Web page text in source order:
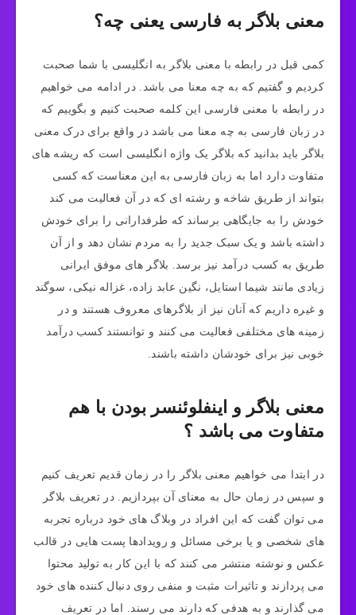
معنی بلاگر به فارسی یعنی چه؟
کمی قبل در رابطه با معنی بلاگر به انگلیسی با شما صحبت
کردیم و گفتیم که به چه معنا می باشد. در ادامه می خواهیم
در رابطه با معنی فارسی این کلمه صحبت کنیم و بگوییم که
در زبان فارسی به چه معنا می باشد در واقع برای درک معنی
بلاگر باید بدانید که بلاگر یک واژه انگلیسی است که ریشه های
متفاوت دارد اما به زبان فارسی به این معناست که کسی
بتواند از طریق شاخه و رشته‌ ای که در آن فعالیت می‌ کند
خودش را به جایگاهی برساند که طرفدارانی را برای خودش
داشته باشد و یک سبک جدید را به مردم نشان دهد و از آن
طریق به کسب درآمد نیز برسد. بلاگر های موفق ایرانی
زیادی مانند شیما استایل، نگین عابد زاده، غزاله نیکی، سوگند
و غیره داریم که آنان نیز از بلاگرهای معروف هستند و در
زمینه های مختلفی فعالیت می کنند و توانستند کسب درآمد
خوبی نیز برای خودشان داشته باشند.
معنی بلاگر و اینفلوئنسر بودن با هم
متفاوت می باشد ؟
در ابتدا می‌ خواهیم معنی بلاگر را در زمان قدیم تعریف کنیم
و سپس در زمان حال به معنای آن بپردازیم. در تعریف بلاگر
می توان گفت که این افراد در وبلاگ های خود درباره تجربه
های شخصی و یا برخی مسائل و رویدادها پست هایی در قالب
عکس و نوشته منتشر می‌ کنند که با این کار به تولید محتوا
می‌ پردازند و تاثیرات مثبت و منفی روی دنبال کننده های خود
می گذارند و به هدفی که دارند می رسند. اما در تعریف